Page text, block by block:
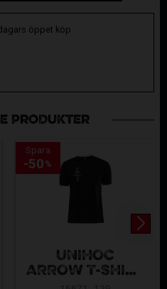
öppet köp
PRODUKTER
UNIHOC
ARROW T-SHIRT
Spara
50 %